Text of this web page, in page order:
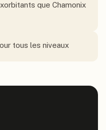
que Chamonix
tous les niveaux